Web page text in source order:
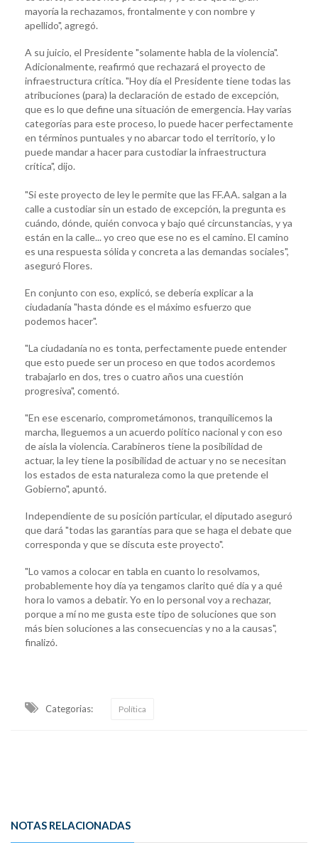
mayoría la rechazamos, frontalmente y con nombre y
apellido", agregó.
A su juicio, el Presidente "solamente habla de la violencia".
Adicionalmente, reafirmó que rechazará el proyecto de
infraestructura crítica. "Hoy día el Presidente tiene todas las
atribuciones (para) la declaración de estado de excepción,
que es lo que define una situación de emergencia. Hay varias
categorías para este proceso, lo puede hacer perfectamente
en términos puntuales y no abarcar todo el territorio, y lo
puede mandar a hacer para custodiar la infraestructura
crítica", dijo.
"Si este proyecto de ley le permite que las FF.AA. salgan a la
calle a custodiar sin un estado de excepción, la pregunta es
cuándo, dónde, quién convoca y bajo qué circunstancias, y ya
están en la calle... yo creo que ese no es el camino. El camino
es una respuesta sólida y concreta a las demandas sociales",
aseguró Flores.
En conjunto con eso, explicó, se debería explicar a la
ciudadanía "hasta dónde es el máximo esfuerzo que
podemos hacer".
"La ciudadanía no es tonta, perfectamente puede entender
que esto puede ser un proceso en que todos acordemos
trabajarlo en dos, tres o cuatro años una cuestión
progresiva", comentó.
"En ese escenario, comprometámonos, tranquilicemos la
marcha, lleguemos a un acuerdo político nacional y con eso
de aísla la violencia. Carabineros tiene la posibilidad de
actuar, la ley tiene la posibilidad de actuar y no se necesitan
los estados de esta naturaleza como la que pretende el
Gobierno", apuntó.
Independiente de su posición particular, el diputado aseguró
que dará "todas las garantías para que se haga el debate que
corresponda y que se discuta este proyecto".
"Lo vamos a colocar en tabla en cuanto lo resolvamos,
probablemente hoy día ya tengamos clarito qué día y a qué
hora lo vamos a debatir. Yo en lo personal voy a rechazar,
porque a mí no me gusta este tipo de soluciones que son
más bien soluciones a las consecuencias y no a la causas",
finalizó.
Categorias: Política
NOTAS RELACIONADAS